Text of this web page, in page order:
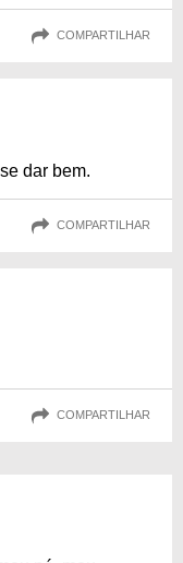
COMPARTILHAR
dar bem.
COMPARTILHAR
COMPARTILHAR